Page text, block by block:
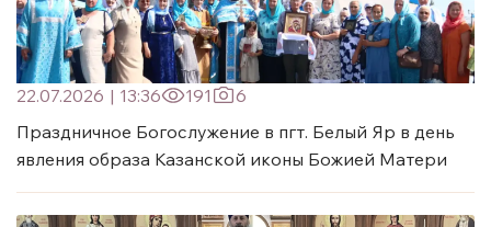
22.07.2026 | 13:36 191
6
Праздничное Богослужение в пгт. Белый Яр в день
явления образа Казанской иконы Божией Матери